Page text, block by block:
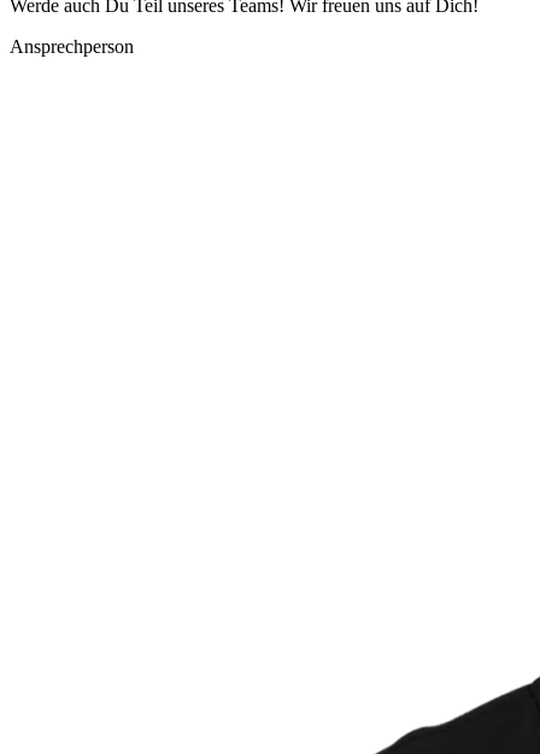
Werde auch Du Teil unseres Teams! Wir freuen uns auf Dich!
Ansprechperson